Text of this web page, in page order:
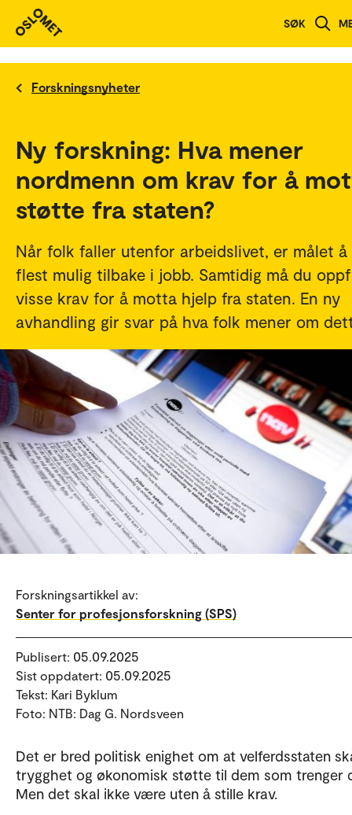
SØK
Forskningsnyheter
Ny forskning: Hva mener
nordmenn om krav for å
støtte fra staten?
Når folk faller utenfor arbeidslivet, er målet å
flest mulig tilbake i jobb. Samtidig må du
visse krav for å motta hjelp fra staten. En ny
avhandling gir svar på hva folk mener om
Forskningsartikkel av:
Senter for profesjonsforskning (SPS)
Publisert: 05.09.2025
Sist oppdatert: 05.09.2025
Tekst: Kari Byklum
Foto: NTB: Dag G. Nordsveen
Det er bred politisk enighet om at velferdsstaten
trygghet og økonomisk støtte til dem som trenger
Men det skal ikke være uten å stille krav.